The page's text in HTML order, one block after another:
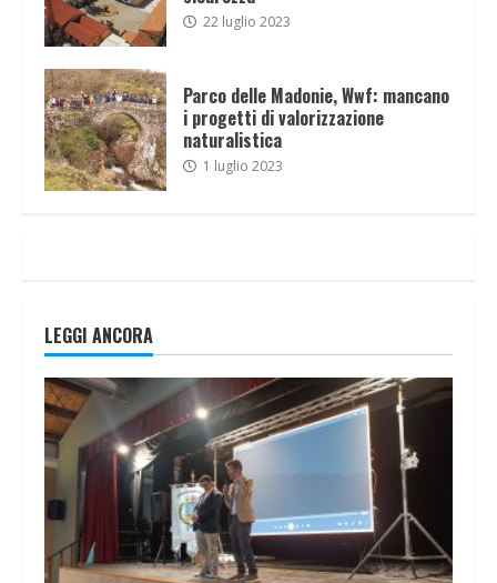
22 luglio 2023
Parco delle Madonie, Wwf: mancano
i progetti di valorizzazione
naturalistica
1 luglio 2023
LEGGI ANCORA